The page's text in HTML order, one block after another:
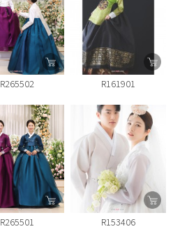
R265502 R161901
R265501 R153406